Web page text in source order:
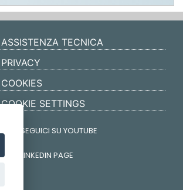
ASSISTENZA TECNICA
PRIVACY
COOKIES
COOKIE SETTINGS
SEGUICI SU YOUTUBE
LINKEDIN PAGE